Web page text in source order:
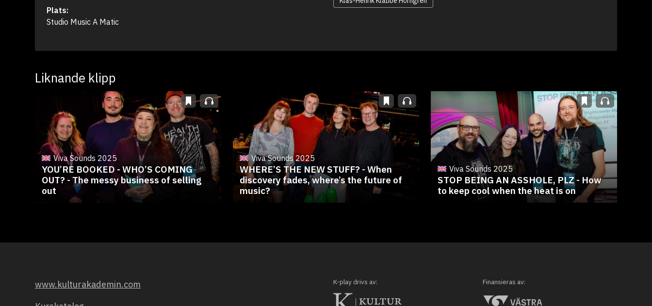
Plats:
Studio Music A Matic
Liknande klipp
Viva Sounds 2025
YOU’RE BOOKED - WHO’S COMING
OUT? - The messy business of selling
out
Viva Sounds 2025
WHERE’S THE NEW STUFF? - When
discovery fades, where’s the future of
music?
Viva Sounds 2025
STOP BEING AN ASSHOLE, PLZ - How
to keep cool when the heat is on
www.kulturakademin.com
K-play drivs av: Finansieras av: